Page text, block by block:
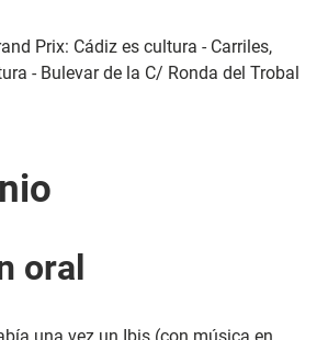
Prix: Cádiz es cultura - Carriles,
- Bulevar de la C/ Ronda del Trobal
oral